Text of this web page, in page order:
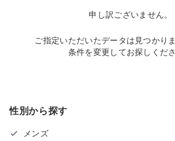
申し訳ございません。
ご指定いただいたデータは見つかり
条件を変更してお探しくださ
性別から探す
メンズ